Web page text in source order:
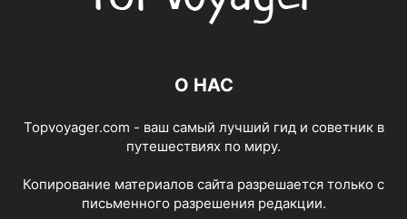
О НАС
Topvoyager.com - ваш самый лучший гид и советник в
путешествиях по миру.
Копирование материалов сайта разрешается только с
письменного разрешения редакции.